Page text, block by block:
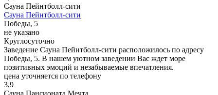
Сауна Пейнтболл-сити
Сауна Пейнтболл-сити
Победы, 5
не указано
Круглосуточно
Заведение Сауна Пейнтболл-сити расположилось по адресу
Победы, 5. В нашем уютном заведении Вас ждет море
позитивных эмоций и незабываемые впечатления.
цена уточняется по телефону
3,9
Сауна Пансионата Мечта